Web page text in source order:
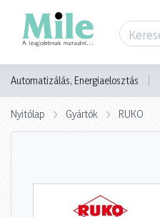
Automatizálás, Energiaelosztás
Nyitólap Gyártók RUKO